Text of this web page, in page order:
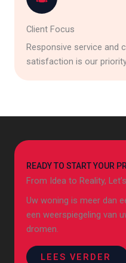
Client Focus
Responsive service and
satisfaction is our
READY TO START YOUR
From Idea to Reality,
Uw woning is meer dan
een weerspiegeling van
dromen.
LEES VERDER